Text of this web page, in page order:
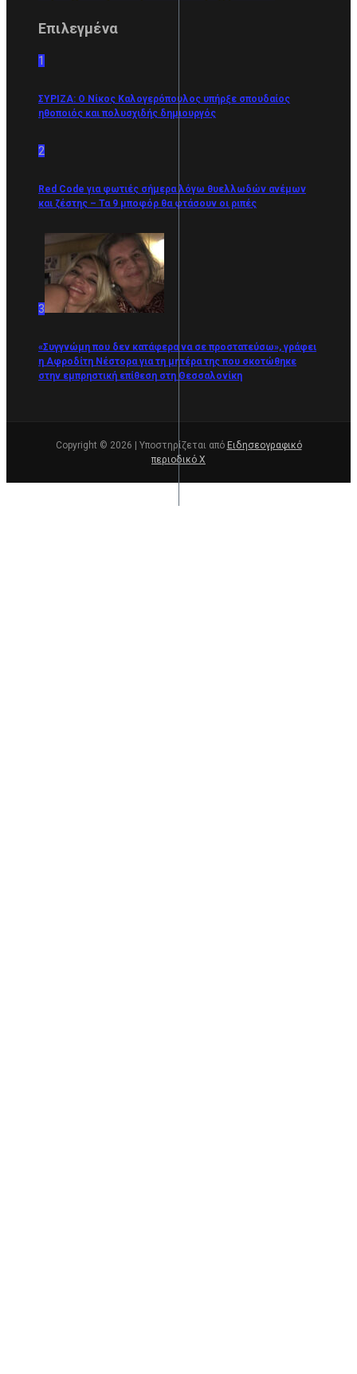
Επιλεγμένα
1
ΣΥΡΙΖΑ: Ο Νίκος Καλογερόπουλος υπήρξε σπουδαίος
ηθοποιός και πολυσχιδής δημιουργός
2
Red Code για φωτιές σήμερα λόγω θυελλωδών ανέμων
και ζέστης – Τα 9 μποφόρ θα φτάσουν οι ριπές
3
«Συγγνώμη που δεν κατάφερα να σε προστατεύσω», γράφει
η Αφροδίτη Νέστορα για τη μητέρα της που σκοτώθηκε
στην εμπρηστική επίθεση στη Θεσσαλονίκη
Copyright © 2026 | Υποστηρίζεται από Ειδησεογραφικό
περιοδικό Χ